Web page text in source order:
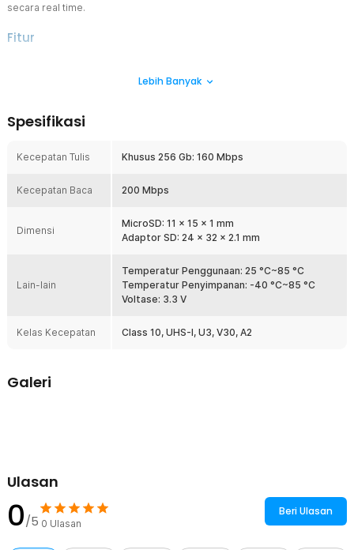
secara real time.
Fitur
Transfer aneka file berukuran besar lebih gesit berkat kecepatan
Hasilkan Video 4K
memori Kingston memiliki kelas kecepatan U3 dan V3 yang dapat
karya terbaik tanpa lag atau gangguan lainnya.
Sertifikasi A2 yang dimiliki membuat Anda dapat membuka banyak
aplikasi sekaligus tanpa lag dan delay. Tingkatkan produktivitas
Kompatibel dengan Berbagai Perangkat
Setiap Kingston Canvas Go! Plus, Anda akan mendapat adaptor
Rincian yang Anda dapatkan untuk pembelian produk ini:
Lebih Banyak
Spesifikasi
Kecepatan Tulis Khusus 256 Gb: 160 Mbps
Kecepatan Baca 200 Mbps
Dimensi
MicroSD: 11 x 15 x 1 mm
Adaptor SD: 24 x 32 x 2.1 mm
Lain-lain
Temperatur Penggunaan: 25 °C~85 °C
Temperatur Penyimpanan: -40 °C~85 °C
Voltase: 3.3 V
Kelas Kecepatan Class 10, UHS-I, U3, V30, A2
Galeri
Ulasan
0/5 0 Ulasan
Beri Ulasan